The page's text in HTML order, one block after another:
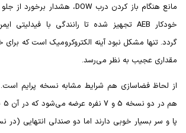
مانع هنگام باز کردن دربDOW، هشدار برخورد از
خودکار AEB تجهیز شده تا رانندگی با فیدلیتی
گردد.تنها مشکل نبود آینه الکتروکرومیک است که
مقداری عجیب به نظر می‌‎رسد.
از لحاظ فضاسازی هم شرایط مشابه نسخه پرایم است.